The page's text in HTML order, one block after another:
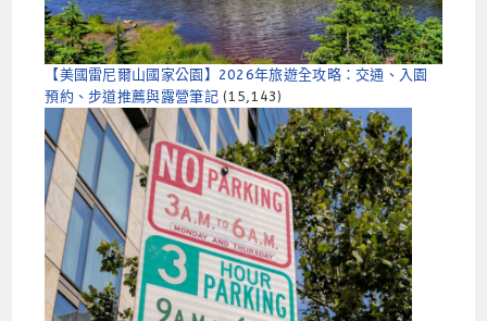
【美國雷尼爾山國家公園】2026年旅遊全攻略：交通、入園
預約、步道推薦與露營筆記 (15,143)